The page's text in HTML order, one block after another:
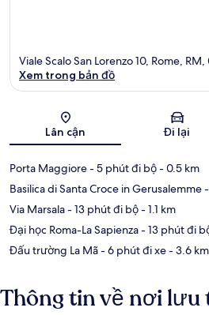
Bản đồ
Viale Scalo San Lorenzo 10, Rome,
Xem trong bản đồ
Lân cận Đi lại
Porta Maggiore- 5 phút đi bộ- 0.5 km
Basilica di Santa Croce in Gerusalemme
Via Marsala- 13 phút đi bộ- 1.1 km
Đại học Roma-La Sapienza- 13 phút đi
Đấu trường La Mã- 6 phút đi xe- 3.6 km
Thông tin về nơi lưu